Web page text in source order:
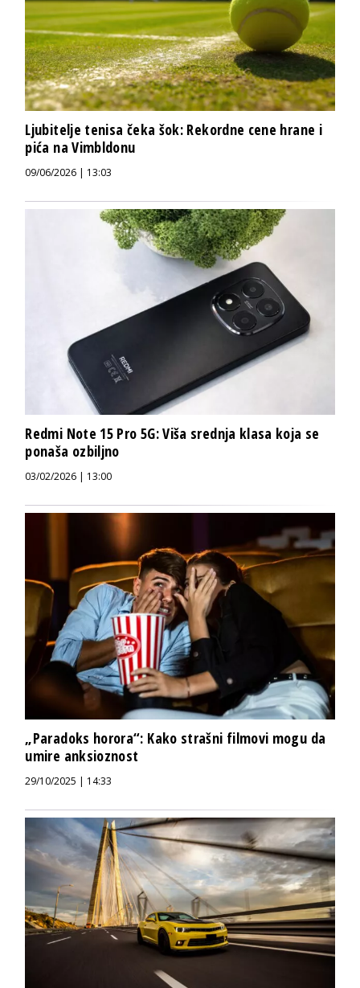
Ljubitelje tenisa čeka šok: Rekordne cene hrane i
pića na Vimbldonu
09/06/2026 | 13:03
Redmi Note 15 Pro 5G: Viša srednja klasa koja se
ponaša ozbiljno
03/02/2026 | 13:00
„Paradoks horora“: Kako strašni filmovi mogu da
umire anksioznost
29/10/2025 | 14:33